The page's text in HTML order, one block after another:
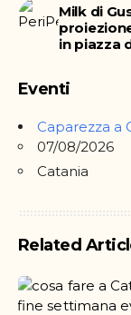
Milk di
in piazza
Eventi
Caparezza a
07/08/2026
Catania
Related